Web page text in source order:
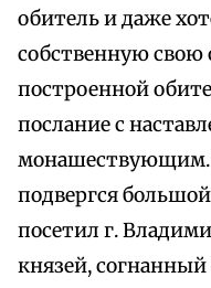
обитель и даже
собственную свою
построенной
послание с
монашествующим.
подвергся
посетил г.
князей, согнанный